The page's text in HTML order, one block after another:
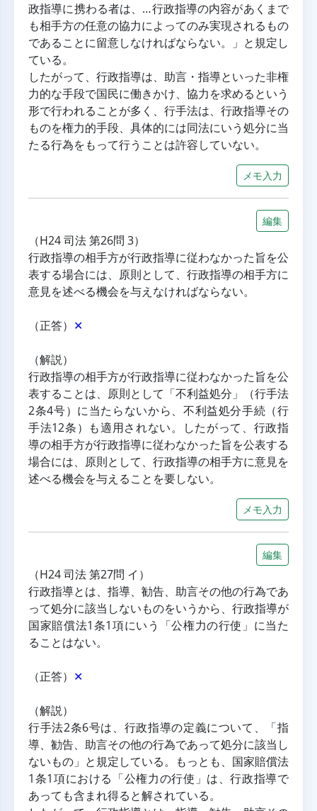
政指導に携わる者は、…行政指導の内容があくまで
も相手方の任意の協力によってのみ実現されるもの
であることに留意しなければならない。」と規定し
ている。
したがって、行政指導は、助言・指導といった非権
力的な手段で国民に働きかけ、協力を求めるという
形で行われることが多く、行手法は、行政指導その
ものを権力的手段、具体的には同法にいう処分に当
たる行為をもって行うことは許容していない。
メモ入力
編集
（H24 司法 第26問 3）
行政指導の相手方が行政指導に従わなかった旨を公
表する場合には、原則として、行政指導の相手方に
意見を述べる機会を与えなければならない。
（正答） ✕
（解説）
行政指導の相手方が行政指導に従わなかった旨を公
表することは、原則として「不利益処分」（行手法
2条4号）に当たらないから、不利益処分手続（行
手法12条）も適用されない。したがって、行政指
導の相手方が行政指導に従わなかった旨を公表する
場合には、原則として、行政指導の相手方に意見を
述べる機会を与えることを要しない。
メモ入力
編集
（H24 司法 第27問 イ）
行政指導とは、指導、勧告、助言その他の行為であ
って処分に該当しないものをいうから、行政指導が
国家賠償法1条1項にいう「公権力の行使」に当た
ることはない。
（正答） ✕
（解説）
行手法2条6号は、行政指導の定義について、「指
導、勧告、助言その他の行為であって処分に該当し
ないもの」と規定している。もっとも、国家賠償法
1条1項における「公権力の行使」は、行政指導で
あっても含まれ得ると解されている。